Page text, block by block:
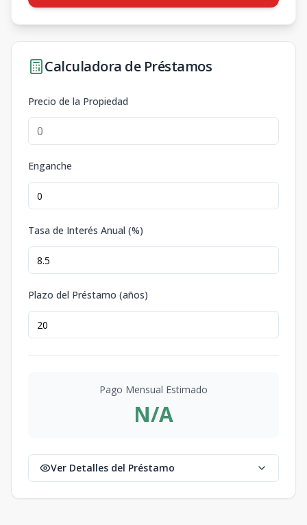
Calculadora de Préstamos
Precio de la Propiedad
Enganche
Tasa de Interés Anual (%)
Plazo del Préstamo (años)
Pago Mensual Estimado
N/A
Ver Detalles del Préstamo